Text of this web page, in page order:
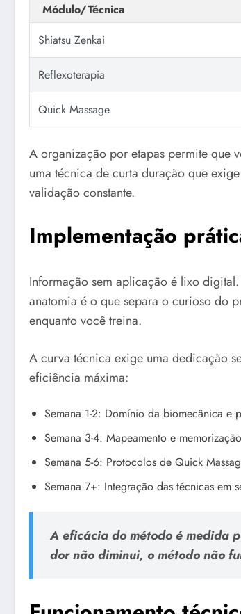
Módulo/Técnica
Shiatsu Zenkai
Reflexoterapia
Quick Massage
A organização por etapas permite que
uma técnica de curta duração que
validação constante.
Implementação
Informação sem aplicação é lixo
anatomia é o que separa o curioso do
enquanto você treina.
A curva técnica exige uma dedicação
eficiência máxima:
Semana 1-2: Domínio da biomecânica e
Semana 3-4: Mapeamento e
Semana 5-6: Protocolos de Quick
Semana 7+: Integração das técnicas em
A eficácia do método é medida
dor não diminui, o método não